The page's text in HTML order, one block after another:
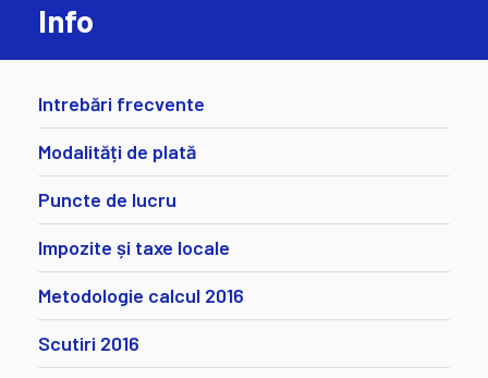
Info
Intrebări frecvente
Modalități de plată
Puncte de lucru
Impozite și taxe locale
Metodologie calcul 2016
Scutiri 2016